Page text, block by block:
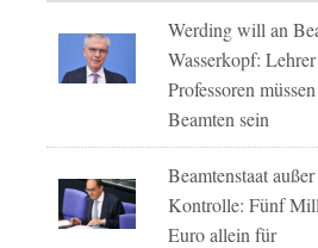
Werding will an
Wasserkopf:
Professoren
Beamten sein
Beamtenstaat außer
Kontrolle: Fünf
Euro allein für